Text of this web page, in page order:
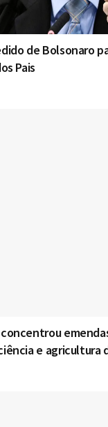
de Bolsonaro
Pais
e agricultura